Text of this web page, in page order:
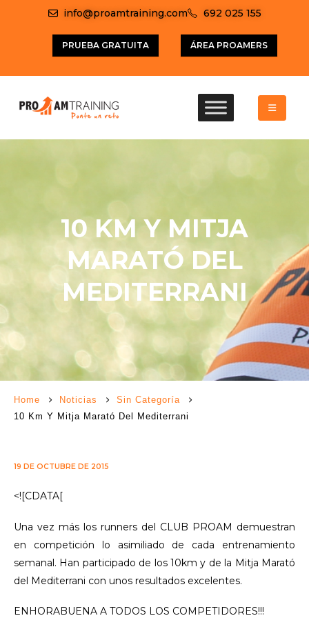
info@proamtraining.com 692 025 155
PRUEBA GRATUITA ÁREA PROAMERS
10 KM Y MITJA
MARATÓ DEL
MEDITERRANI
Home Noticias
Sin Categoría
10 Km Y Mitja Marató Del Mediterrani
19 DE OCTUBRE DE 2015
<![CDATA[
Una vez más los runners del CLUB PROAM demuestran
en competición lo asimiliado de cada entrenamiento
semanal. Han participado de los 10km y de la Mitja Marató
del Mediterrani con unos resultados excelentes.
ENHORABUENA A TODOS LOS COMPETIDORES!!!